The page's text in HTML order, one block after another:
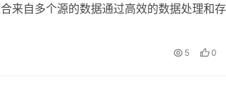
来自多个源的数据通过高效的数据处理和存
5 0